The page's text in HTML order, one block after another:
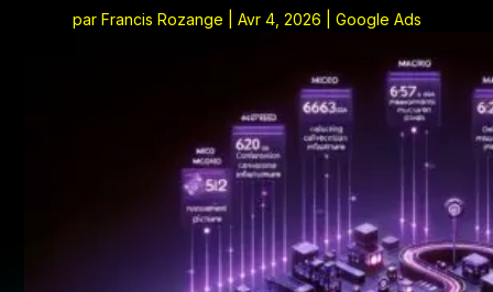
par Francis Rozange Avr 4, 2026 Google Ads